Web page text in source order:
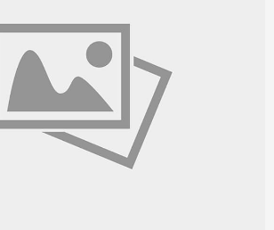
Продажа бордюров в
Краснодаре
ПЕРЕЙТИ